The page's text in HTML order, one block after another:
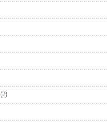
(2)